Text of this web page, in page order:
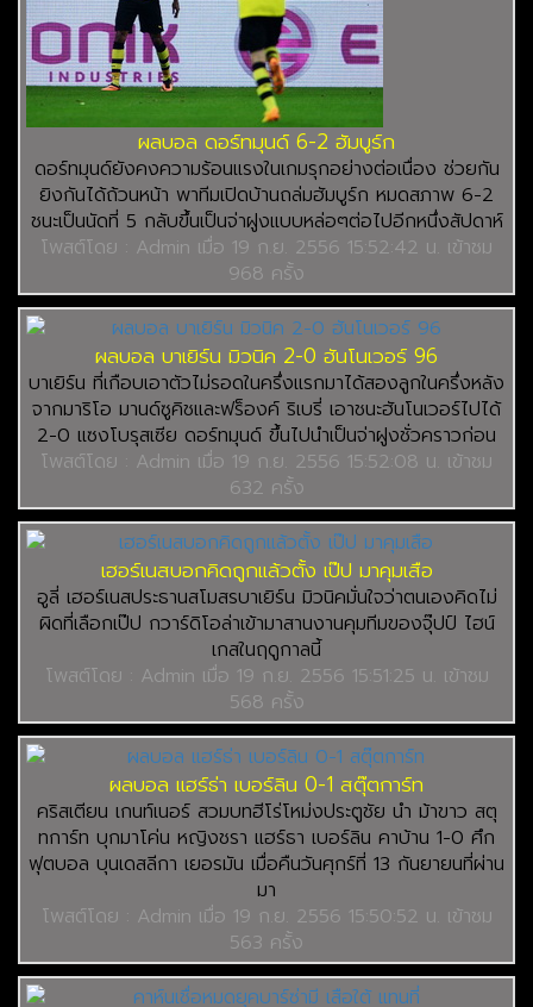
ผลบอล ดอร์ทมุนด์ 6-2 ฮัมบูร์ก
ดอร์ทมุนด์ยังคงความร้อนแรงในเกมรุกอย่างต่อเนื่อง ช่วยกัน
ยิงกันได้ถ้วนหน้า พาทีมเปิดบ้านถล่มฮัมบูร์ก หมดสภาพ 6-2
ชนะเป็นนัดที่ 5 กลับขึ้นเป็นจ่าฝูงแบบหล่อๆต่อไปอีกหนึ่งสัปดาห์
โพสต์โดย : Admin เมื่อ 19 ก.ย. 2556 15:52:42 น. เข้าชม
968 ครั้ง
ผลบอล บาเยิร์น มิวนิค 2-0 ฮันโนเวอร์ 96
บาเยิร์น ที่เกือบเอาตัวไม่รอดในครึ่งแรกมาได้สองลูกในครึ่งหลัง
จากมาริโอ มานด์ซูคิชและฟร็องค์ ริเบรี่ เอาชนะฮันโนเวอร์ไปได้
2-0 แซงโบรุสเซีย ดอร์ทมุนด์ ขึ้นไปนำเป็นจ่าฝูงชั่วคราวก่อน
โพสต์โดย : Admin เมื่อ 19 ก.ย. 2556 15:52:08 น. เข้าชม
632 ครั้ง
เฮอร์เนสบอกคิดถูกแล้วตั้ง เป๊ป มาคุมเสือ
อูลี่ เฮอร์เนสประธานสโมสรบาเยิร์น มิวนิคมั่นใจว่าตนเองคิดไม่
ผิดที่เลือกเป๊ป กวาร์ดิโอล่าเข้ามาสานงานคุมทีมของจุ๊ปป์ ไฮน์
เกสในฤดูกาลนี้
โพสต์โดย : Admin เมื่อ 19 ก.ย. 2556 15:51:25 น. เข้าชม
568 ครั้ง
ผลบอล แฮร์ธ่า เบอร์ลิน 0-1 สตุ๊ตการ์ท
คริสเตียน เกนท์เนอร์ สวมบทฮีโร่โหม่งประตูชัย นำ ม้าขาว สตุ
ทการ์ท บุกมาโค่น หญิงชรา แฮร์ธา เบอร์ลิน คาบ้าน 1-0 ศึก
ฟุตบอล บุนเดสลีกา เยอรมัน เมื่อคืนวันศุกร์ที่ 13 กันยายนที่ผ่าน
มา
โพสต์โดย : Admin เมื่อ 19 ก.ย. 2556 15:50:52 น. เข้าชม
563 ครั้ง